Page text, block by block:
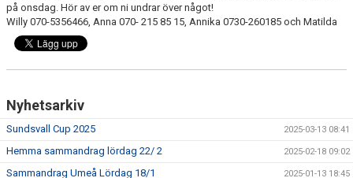
på onsdag. Hör av er om ni undrar över något!
Willy 070-5356466, Anna 070- 215 85 15, Annika 0730-260185 och Matilda
Nyhetsarkiv
Sundsvall Cup 2025 2025-03-13 08:41
Hemma sammandrag lördag 22/ 2 2025-02-18 09:02
Sammandrag Umeå Lördag 18/1 2025-01-13 18:45